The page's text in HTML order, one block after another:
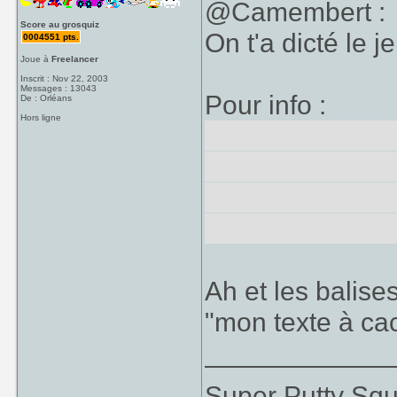
Score au grosquiz
0004551 pts.
Joue àFreelancer
Inscrit : Nov 22, 2003
Messages : 13043
De : Orléans
Hors ligne
@Camembert :
On t'a dicté le
Pour info :
Ah et les
"mon texte à